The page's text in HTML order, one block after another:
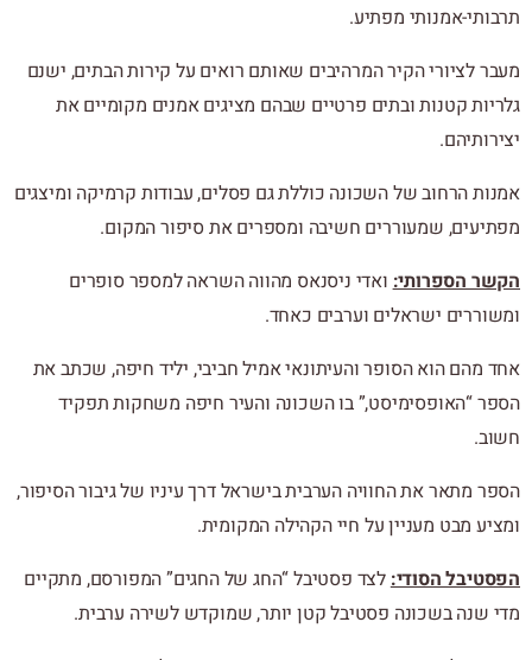
תרבותי-אמנותי מפתיע.
מעבר לציורי הקיר המרהיבים שאותם רואים על קירות הבתים, ישנם
גלריות קטנות ובתים פרטיים שבהם מציגים אמנים מקומיים את
יצירותיהם.
אמנות הרחוב של השכונה כוללת גם פסלים, עבודות קרמיקה ומיצגים
מפתיעים, שמעוררים חשיבה ומספרים את סיפור המקום.
הקשר הספרותי:ואדי ניסנאס מהווה השראה למספר סופרים
ומשוררים ישראלים וערבים כאחד.
אחד מהם הוא הסופר והעיתונאי אמיל חביבי, יליד חיפה, שכתב את
הספר “האופסימיסט,” בו השכונה והעיר חיפה משחקות תפקיד
חשוב.
הספר מתאר את החוויה הערבית בישראל דרך עיניו של גיבור הסיפור,
ומציע מבט מעניין על חיי הקהילה המקומית.
הפסטיבל הסודי:לצד פסטיבל “החג של החגים” המפורסם, מתקיים
מדי שנה בשכונה פסטיבל קטן יותר, שמוקדש לשירה ערבית.